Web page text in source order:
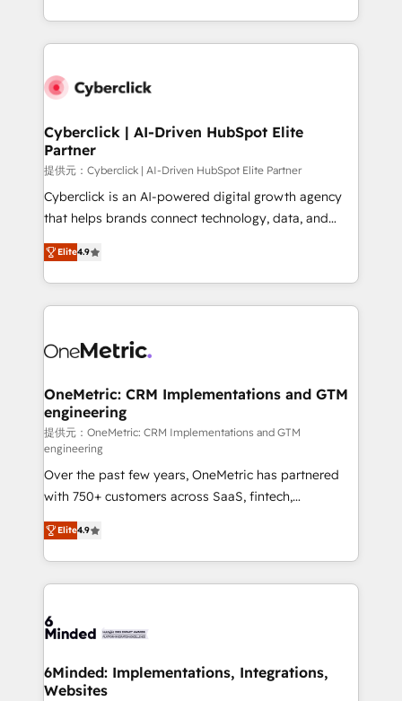
America. From casual user to super fan: make
Canada, we’ve delivered thousands of successful
HubSpot projects for mid-market and enterprise
combine HubSpot, data, and AI to design connected
and technology for predictable, scalable revenue
growth. Our expertise spans RevOps, CRM and data
architecture, AI enablement, and strategic marketing,
delivered through our proprietary FLAIR framework
for responsible AI adoption. As a HubSpot Elite
we blend strategy, creativity, and technology to help
organisations scale smarter and grow stronger.
Cyberclick | AI-Driven HubSpot Elite
Partner
提供元：Cyberclick | AI-Driven HubSpot Elite Partner
Cyberclick is an AI-powered digital growth agency
that helps brands connect technology, data, and
creativity to achieve measurable results. Founded in
Barcelona and operating across Spain, LATAM, and
the UK, we support global companies in building
smarter marketing, sales, and customer success
Iberia (Spain & Portugal), we combine human insight
growth. Our multidisciplinary team designs solutions
that simplify complexity, boost performance, and
turn innovation into real impact. 🌍 Highlights •
HubSpot Partner since 2012 • 2022 EMEA Impact
Award: Best Integration • 150+ successful HubSpot
projects • Clients in 30+ industries • Proprietary
technology for integrations • Multilingual team:
English, Spanish, Portuguese & Italian 👉 Grow
smarter with AI and HubSpot.
Elite4.9
OneMetric: CRM Implementations and GTM
engineering
提供元：OneMetric: CRM Implementations and GTM
engineering
Over the past few years, OneMetric has partnered
with 750+ customers across SaaS, fintech,
healthcare, real estate, and other industries. With
150+ HubSpot-certified experts, we deliver scalable
solutions to complex GTM and RevOps challenges.
Our Expertise 🔹 Onboarding & Implementation:
tailored to your GTM motion. 🔹 Migrations: Move
downtime. 🔹 RevOps Strategy: Align teams,
processes, and data to drive revenue efficiency. 🔹
Elite4.9
6Minded: Implementations, Integrations,
Websites